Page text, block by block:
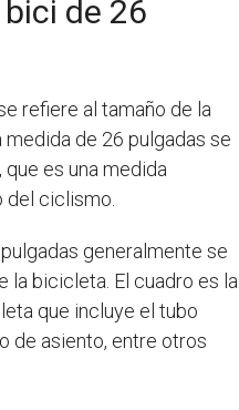
de 26
refiere al tamaño de la
de 26 pulgadas se
es una medida
del ciclismo.
generalmente se
la bicicleta. El cuadro es la
que incluye el tubo
de asiento, entre otros